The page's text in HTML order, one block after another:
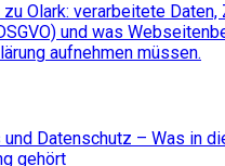
Olark: verarbeitete Daten,
und was
aufnehmen müssen.
Datenschutz – Was in
gehört